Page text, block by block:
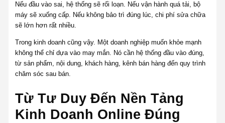
Nếu đầu vào sai, hệ thống sẽ rối loạn. Nếu vận hành quá tải, bộ
máy sẽ xuống cấp. Nếu không bảo trì đúng lúc, chi phí sửa chữa
sẽ lớn hơn rất nhiều.
Trong kinh doanh cũng vậy. Một doanh nghiệp muốn khỏe mạnh
không thể chỉ dựa vào may mắn. Nó cần hệ thống đầu vào đúng,
từ sản phẩm, nội dung, khách hàng, kênh bán hàng đến quy trình
chăm sóc sau bán.
Từ Tư Duy Đến Nền Tảng
Kinh Doanh Online Đúng